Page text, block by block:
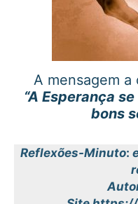
A mensagem a
“A Esperança
bons
Reflexões-Minuto: